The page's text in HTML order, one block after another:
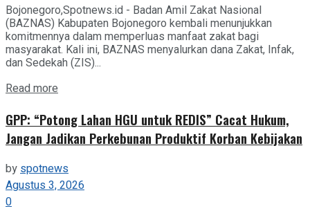
Bojonegoro,Spotnews.id - Badan Amil Zakat Nasional
(BAZNAS) Kabupaten Bojonegoro kembali menunjukkan
komitmennya dalam memperluas manfaat zakat bagi
masyarakat. Kali ini, BAZNAS menyalurkan dana Zakat, Infak,
dan Sedekah (ZIS)...
Read more
GPP: “Potong Lahan HGU untuk REDIS” Cacat Hukum,
Jangan Jadikan Perkebunan Produktif Korban Kebijakan
byspotnews
Agustus 3, 2026
0